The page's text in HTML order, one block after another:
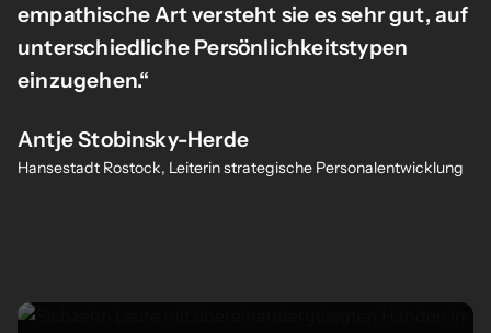
empathische Art versteht sie es sehr gut, auf
unterschiedliche Persönlichkeitstypen
einzugehen.“
Antje Stobinsky-Herde
Hansestadt Rostock, Leiterin strategische Personalentwicklung